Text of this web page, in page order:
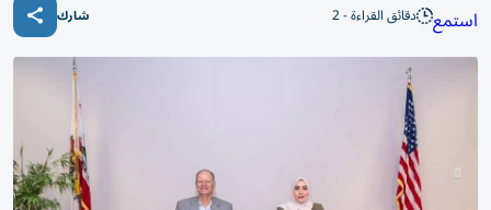
استمع دقائق القراءة - 2 شارك